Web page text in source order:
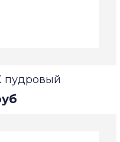
пудровый